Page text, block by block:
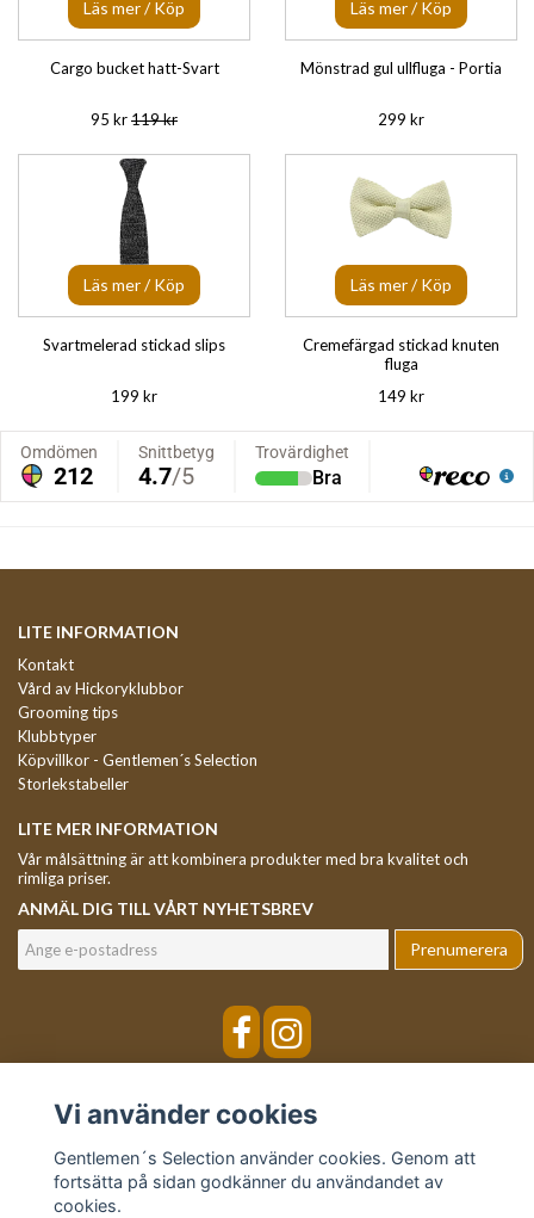
Läs mer / Köp
Cargo bucket hatt-Svart
95 kr119 kr
Läs mer / Köp
Mönstrad gul ullfluga - Portia
299 kr
Läs mer / Köp
Svartmelerad stickad slips
199 kr
Läs mer / Köp
Cremefärgad stickad knuten
fluga
149 kr
LITE INFORMATION
Kontakt
Vård av Hickoryklubbor
Grooming tips
Klubbtyper
Köpvillkor - Gentlemen´s Selection
Storlekstabeller
LITE MER INFORMATION
Vår målsättning är att kombinera produkter med bra kvalitet och
rimliga priser.
ANMÄL DIG TILL VÅRT NYHETSBREV
Prenumerera
Vi använder cookies
Gentlemen´s Selection använder cookies. Genom att
fortsätta på sidan godkänner du användandet av
cookies.